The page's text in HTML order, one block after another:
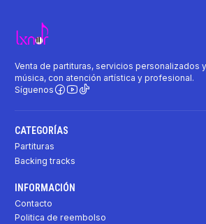
Venta de partituras, servicios personalizados
música, con atención artística y profesional.
Síguenos
CATEGORÍAS
Partituras
Backing tracks
INFORMACIÓN
Contacto
Politica de reembolso